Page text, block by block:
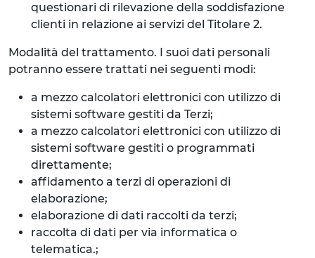
questionari di rilevazione della soddisfazione dei
clienti in relazione ai servizi del Titolare 2.
Modalità del trattamento. I suoi dati personali
potranno essere trattati nei seguenti modi:
a mezzo calcolatori elettronici con utilizzo di
sistemi software gestiti da Terzi;
a mezzo calcolatori elettronici con utilizzo di
sistemi software gestiti o programmati
direttamente;
affidamento a terzi di operazioni di
elaborazione;
elaborazione di dati raccolti da terzi;
raccolta di dati per via informatica o
telematica.;